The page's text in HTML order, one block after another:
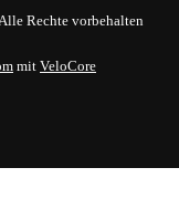
Rechte vorbehalten
mit VeloCore